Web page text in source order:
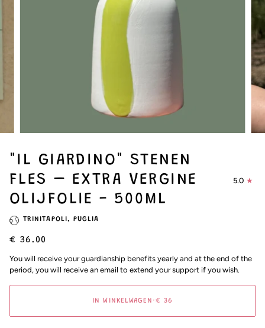
"IL GIARDINO" STENEN
FLES – EXTRA VERGINE
OLIJFOLIE - 500ML
5.0
TRINITAPOLI, PUGLIA
€ 36.00
You will receive your guardianship benefits yearly and at the end of the
period, you will receive an email to extend your support if you wish.
IN WINKELWAGEN •€ 36